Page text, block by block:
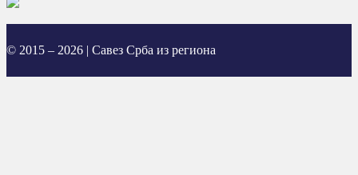
© 2015 – 2026 | Савез Срба из региона